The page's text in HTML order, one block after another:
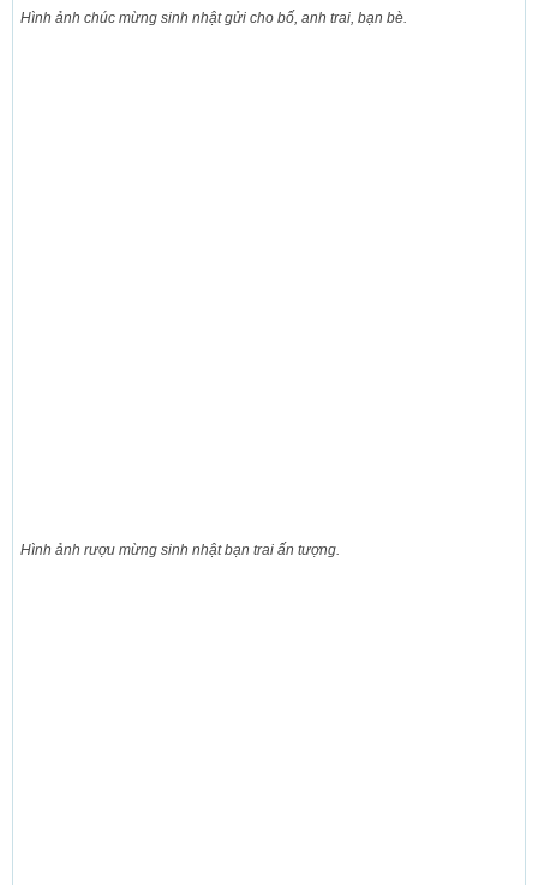
Hình ảnh chúc mừng sinh nhật gửi cho bố, anh trai, bạn bè.
Hình ảnh rượu mừng sinh nhật bạn trai ấn tượng.